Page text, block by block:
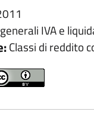
IVA e
Classi di reddito